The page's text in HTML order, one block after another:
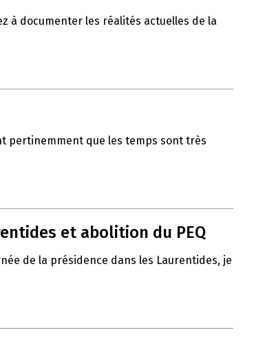
à documenter les réalités actuelles de la
pertinemment que les temps sont très
et abolition du PEQ
de la présidence dans les Laurentides, je